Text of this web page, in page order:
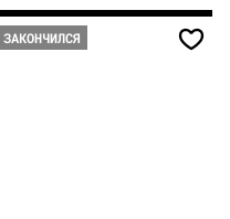
ЗАКОНЧИЛСЯ